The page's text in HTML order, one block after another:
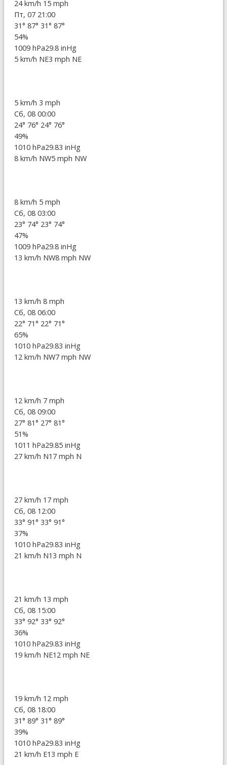
24 km/h 15 mph
Пт, 07 21:00
31° 87° 31° 87°
54%
1009 hPa29.8 inHg
5 km/h NE3 mph NE
5 km/h 3 mph
Сб, 08 00:00
24° 76° 24° 76°
49%
1010 hPa29.83 inHg
8 km/h NW5 mph NW
8 km/h 5 mph
Сб, 08 03:00
23° 74° 23° 74°
47%
1009 hPa29.8 inHg
13 km/h NW8 mph NW
13 km/h 8 mph
Сб, 08 06:00
22° 71° 22° 71°
65%
1010 hPa29.83 inHg
12 km/h NW7 mph NW
12 km/h 7 mph
Сб, 08 09:00
27° 81° 27° 81°
51%
1011 hPa29.85 inHg
27 km/h N17 mph N
27 km/h 17 mph
Сб, 08 12:00
33° 91° 33° 91°
37%
1010 hPa29.83 inHg
21 km/h N13 mph N
21 km/h 13 mph
Сб, 08 15:00
33° 92° 33° 92°
36%
1010 hPa29.83 inHg
19 km/h NE12 mph NE
19 km/h 12 mph
Сб, 08 18:00
31° 89° 31° 89°
39%
1010 hPa29.83 inHg
21 km/h E13 mph E